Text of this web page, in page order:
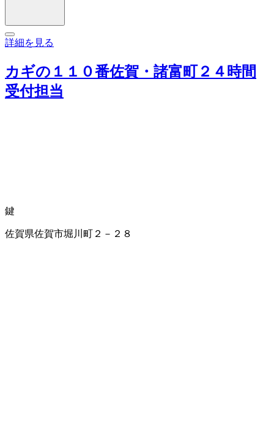
詳細を見る
カギの１１０番佐賀・諸富町２４時間
受付担当
鍵
佐賀県佐賀市堀川町２－２８